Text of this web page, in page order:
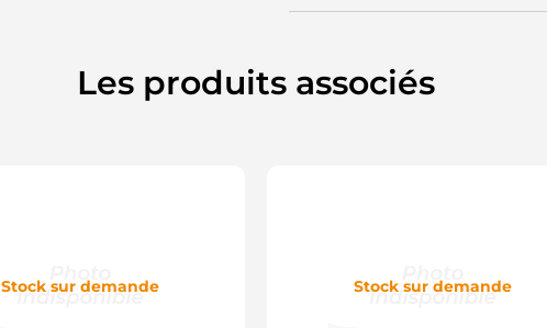
Les produits associés
Stock sur demande Stock sur demande